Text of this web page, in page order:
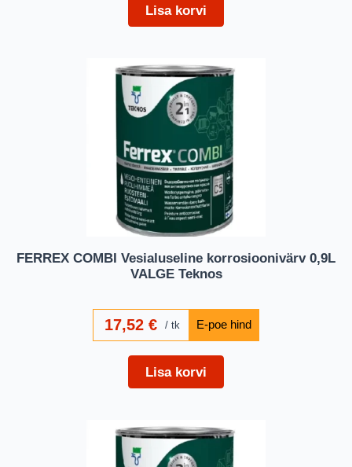
Lisa korvi
FERREX COMBI Vesialuseline korrosioonivärv 0,9L
VALGE Teknos
17,52 € tk
Lisa korvi